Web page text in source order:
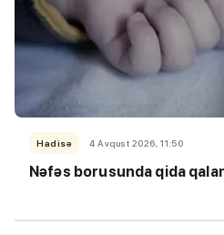
Hadisə 4 Avqust 2026, 11:50
Nəfəs borusunda qida